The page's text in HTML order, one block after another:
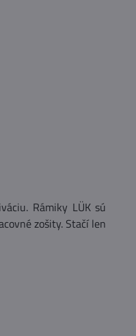
Rámiky LÜK sú
zošity. Stačí len